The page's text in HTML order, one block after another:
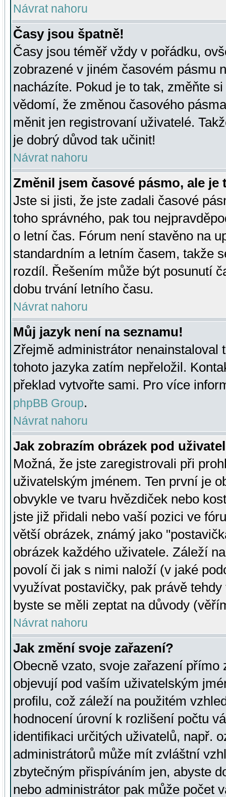
Návrat nahoru
Časy jsou špatně!
Časy jsou téměř vždy v pořádku,
zobrazené v jiném časovém pásmu
nacházíte. Pokud je to tak, změňte
vědomí, že změnou časového
měnit jen registrovaní uživatelé.
je dobrý důvod tak učinit!
Návrat nahoru
Změnil jsem časové pásmo, ale je
Jste si jisti, že jste zadali časové
toho správného, pak tou
o letní čas. Fórum není stavěno na
standardním a letním časem, takže
rozdíl. Řešením může být posunutí
dobu trvání letního času.
Návrat nahoru
Můj jazyk není na seznamu!
Zřejmě administrátor nenainstaloval
tohoto jazyka zatím nepřeložil.
překlad vytvořte sami. Pro více
phpBB Group.
Návrat nahoru
Jak zobrazím obrázek pod
Možná, že jste zaregistrovali při
uživatelským jménem. Ten první je
obvykle ve tvaru hvězdiček nebo
jste již přidali nebo vaší pozici ve
větší obrázek, známý jako
obrázek každého uživatele. Záleží
povolí či jak s nimi naloží (v jaké
využívat postavičky, pak právě
byste se měli zeptat na důvody
Návrat nahoru
Jak změní svoje zařazení?
Obecně vzato, svoje zařazení přímo
objevují pod vaším uživatelským
profilu, což záleží na použitém
hodnocení úrovní k rozlišení počtu
identifikaci určitých uživatelů, např.
administrátorů může mít zvláštní
zbytečným přispíváním jen, abyste
nebo administrátor pak může počet